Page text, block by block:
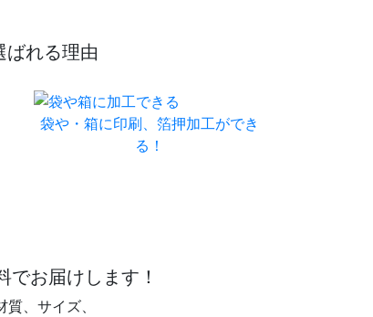
れる理由
袋や・箱に印刷、箔押加工ができ
る！
でお届けします！
、サイズ、